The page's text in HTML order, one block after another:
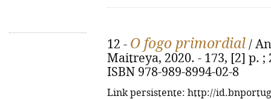
12 - O fogo primordial /
Maitreya, 2020. - 173, [2] p.
ISBN 978-989-8994-02-8
Link persistente: http://